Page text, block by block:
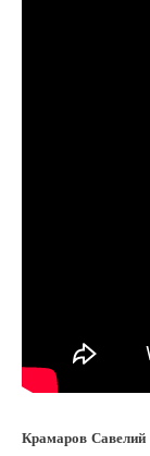
Крамаров Савелий